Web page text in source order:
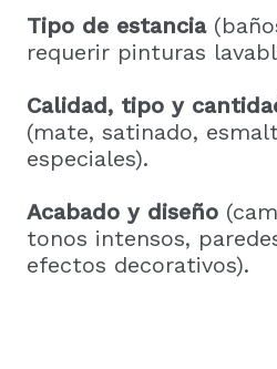
Tipo de estancia
requerir pinturas
Calidad, tipo y
(mate, satinado,
especiales).
Acabado y diseño
tonos intensos,
efectos decorativos).